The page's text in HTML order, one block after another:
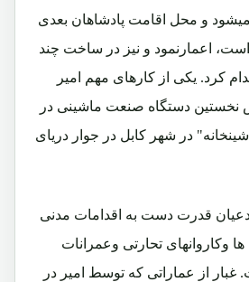
میشود و محل اقامت پادشاهان بعدی
اعمارنمود و نیز در ساخت چند
کرد. یکی از کارهای مهم امیر
نخستین دستگاه صنعت ماشینی در
در شهر کابل در جوار دریای
قدرت دست به اقدامات مدنی
وکاروانهای تحارتی وعمرانات
از عماراتی که توسط امیر در